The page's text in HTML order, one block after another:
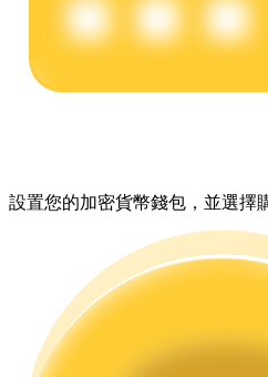
使您的資產穩定增值
設置您的加密貨幣錢包，並選擇